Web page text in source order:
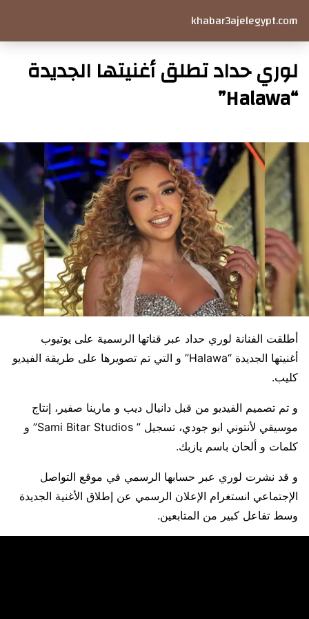
khabar3ajelegypt.com
لوري حداد تطلق أغنيتها الجديدة
“Halawa”
أطلقت الفنانة لوري حداد عبر قناتها الرسمية على يوتيوب
أغنيتها الجديدة “Halawa” و التي تم تصويرها على طريقة الفيديو
كليب.
و تم تصميم الفيديو من قبل دانيال ديب و مارينا صفير، إنتاج
موسيقي لأنتوني ابو جودي، تسجيل ” Sami Bitar Studios” و
كلمات و ألحان باسم يازبك.
و قد نشرت لوري عبر حسابها الرسمي في موقع التواصل
الإجتماعي انستغرام الإعلان الرسمي عن إطلاق الأغنية الجديدة
وسط تفاعل كبير من المتابعين.